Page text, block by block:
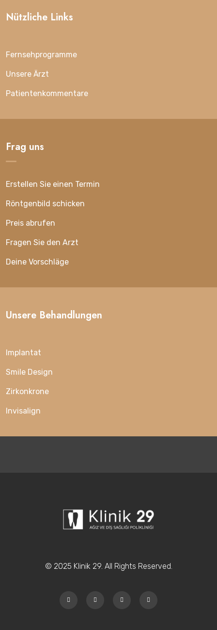
Nützliche Links
Fernsehprogramme
Unsere Ärzt
Patientenkommentare
Frag uns
Erstellen Sie einen Termin
Röntgenbild schicken
Preis abrufen
Fragen Sie den Arzt
Deine Vorschläge
Unsere Behandlungen
Implantat
Smile Design
Zirkonkrone
Invisalign
© 2025 Klinik 29. All Rights Reserved.